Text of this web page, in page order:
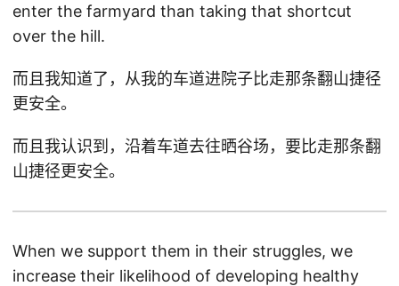
enter the farmyard than taking that shortcut
over the hill.
而且我知道了，从我的车道进院子比走那条翻山捷径
更安全。
而且我认识到，沿着车道去往晒谷场，要比走那条翻
山捷径更安全。
When we support them in their struggles, we
increase their likelihood of developing healthy